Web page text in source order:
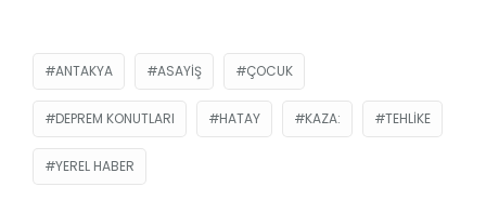
ANTAKYA ASAYIŞ ÇOCUK
DEPREM KONUTLARI HATAY KAZA: TEHLIKE
YEREL HABER